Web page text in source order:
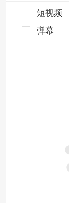
短视频
弹幕